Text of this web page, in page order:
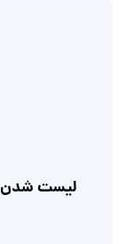
لیست شدن